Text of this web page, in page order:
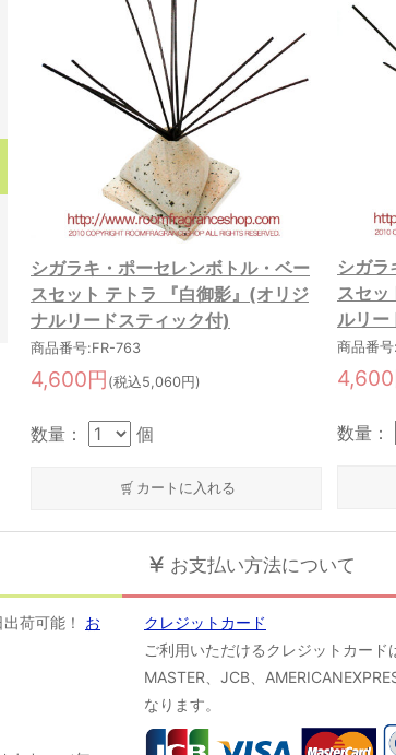
シガラキ・ポーセレンボトル・ベー
スセット テトラ 『白御影』(オリジ
ナルリードスティック付)
商品番号:FR-763
4,600円 (税込5,060円)
数量： 個
カートに入れる
シガラ
スセッ
ルリー
商品番
4,600
数量：
荷可能！ お
お支払い方法について
クレジットカード
ご利用いただけるクレジットカード
MASTER、JCB、
なります。